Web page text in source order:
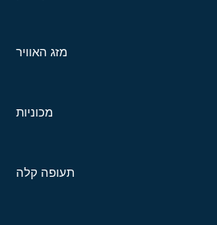
מזג האוויר
מכוניות
תעופה קלה